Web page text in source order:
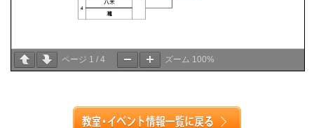
ページ 1 / 4 ズーム 100%